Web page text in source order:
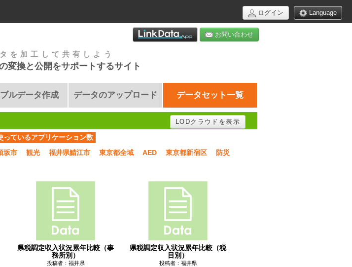
Language
ログイン
お問い合わせ
を加工して共有しよう
変換と公開をサポートするサイト
ルデータ作成 データのアップロード データセット一覧
LODクラウドを表示
っているアプリケーション数
坂市 観光 福井県鯖江市 東京都全域 AED 東京都新宿区
防災
県税調定収入状況累年比較（事
務所別）
投稿者：福井県
県税調定収入状況累年比較（税
目別）
投稿者：福井県